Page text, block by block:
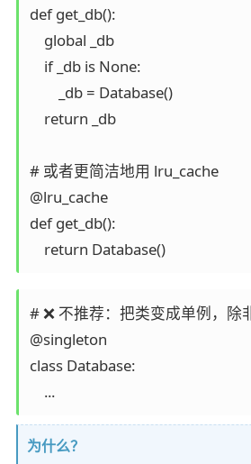
def get_db():
    global _db
    if _db is None:
        _db = Database()
    return _db
# 或者更简洁地用 lru_cache
@lru_cache
def get_db():
    return Database()
# ❌ 不推荐：把类变成单例，
@singleton
class Database:
    ...
为什么？